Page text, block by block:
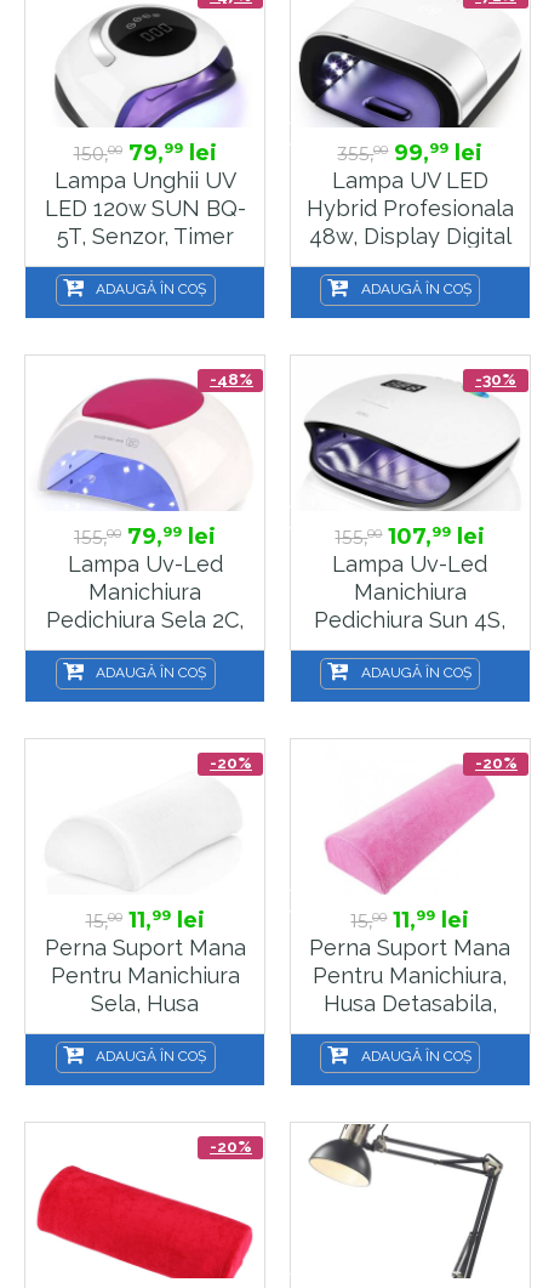
150,00 79,99lei
Lampa Unghii UV
LED 120w SUN BQ-
5T, Senzor, Timer
120w UV LED,
Display Digital, Sela
ADAUGĂ ÎN COȘ
355,00 99,99 lei
Lampa UV LED
Hybrid Profesionala
48w, Display Digital
– Uscare Rapida Sun
3
ADAUGĂ ÎN COȘ
-48%
155,00 79,99 lei
Lampa Uv-Led
Manichiura
Pedichiura Sela 2C,
48W
ADAUGĂ ÎN COȘ
-30%
155,00 107,99 lei
Lampa Uv-Led
Manichiura
Pedichiura Sun 4S,
48W
ADAUGĂ ÎN COȘ
-20%
15,00 11,99lei
Perna Suport Mana
Pentru Manichiura
Sela, Husa
Detasabila, Alb
ADAUGĂ ÎN COȘ
-20%
15,00 11,99 lei
Perna Suport Mana
Pentru Manichiura,
Husa Detasabila,
Roz, Sela
ADAUGĂ ÎN COȘ
-20%